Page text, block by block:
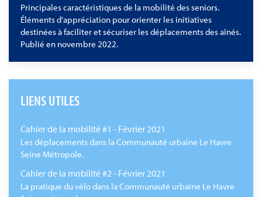
Principales caractéristiques de la mobilité des seniors.
Éléments d’appréciation pour orienter les initiatives
destinées à faciliter et sécuriser les déplacements des aînés.
Publié en novembre 2022.
LIENS UTILES
Cahier de la mobilité #1 - Février 2021
Les déplacements dans la Communauté urbaine Le Havre
Seine Métropole.
Cahier de la mobilité #2 - Février 2021
La pratique du vélo dans la Communauté urbaine Le Havre